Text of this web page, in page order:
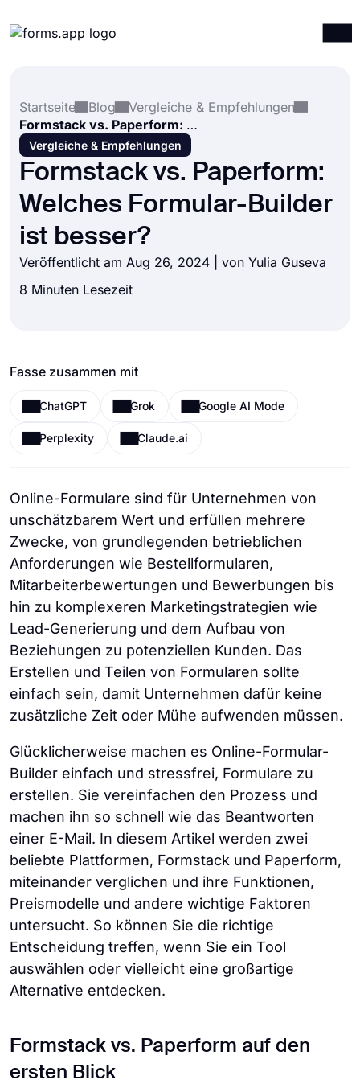
Integrationen
Vorlagen
Ressourcen
Preise
Startseite
Blog
Vergleiche & Empfehlungen
Formstack vs. Paperform: Welches Formular-Builder ist besser?
Vergleiche & Empfehlungen
Formstack vs. Paperform:
Welches Formular-Builder
ist besser?
Veröffentlicht am Aug 26, 2024 | von Yulia Guseva
8 Minuten Lesezeit
Fasse zusammen mit
ChatGPT Grok Google AI Mode
Perplexity Claude.ai
Online-Formulare sind für Unternehmen von
unschätzbarem Wert und erfüllen mehrere
Zwecke, von grundlegenden betrieblichen
Anforderungen wie Bestellformularen,
Mitarbeiterbewertungen und Bewerbungen bis
hin zu komplexeren Marketingstrategien wie
Lead-Generierung und dem Aufbau von
Beziehungen zu potenziellen Kunden. Das
Erstellen und Teilen von Formularen sollte
einfach sein, damit Unternehmen dafür keine
zusätzliche Zeit oder Mühe aufwenden müssen.
Glücklicherweise machen es Online-Formular-
Builder einfach und stressfrei, Formulare zu
erstellen. Sie vereinfachen den Prozess und
machen ihn so schnell wie das Beantworten
einer E-Mail. In diesem Artikel werden zwei
beliebte Plattformen, Formstack und Paperform,
miteinander verglichen und ihre Funktionen,
Preismodelle und andere wichtige Faktoren
untersucht. So können Sie die richtige
Entscheidung treffen, wenn Sie ein Tool
auswählen oder vielleicht eine großartige
Alternative entdecken.
Formstack vs. Paperform auf den
ersten Blick